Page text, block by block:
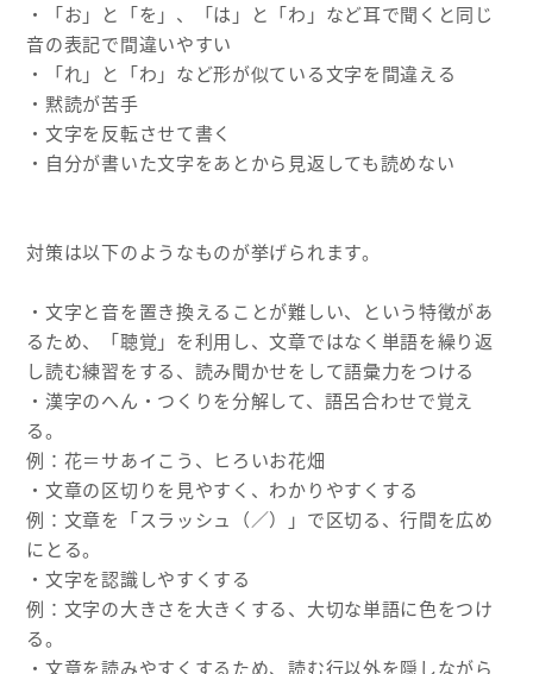
・「お」と「を」、「は」と「わ」など耳で聞くと同じ
音の表記で間違いやすい
・「れ」と「わ」など形が似ている文字を間違える
・黙読が苦手
・文字を反転させて書く
・自分が書いた文字をあとから見返しても読めない
対策は以下のようなものが挙げられます。
・文字と音を置き換えることが難しい、という特徴があ
るため、「聴覚」を利用し、文章ではなく単語を繰り返
し読む練習をする、読み聞かせをして語彙力をつける
・漢字のへん・つくりを分解して、語呂合わせで覚え
る。
例：花＝サあイこう、ヒろいお花畑
・文章の区切りを見やすく、わかりやすくする
例：文章を「スラッシュ（／）」で区切る、行間を広め
にとる。
・文字を認識しやすくする
例：文字の大きさを大きくする、大切な単語に色をつけ
る。
・文章を読みやすくするため、読む行以外を隠しながら